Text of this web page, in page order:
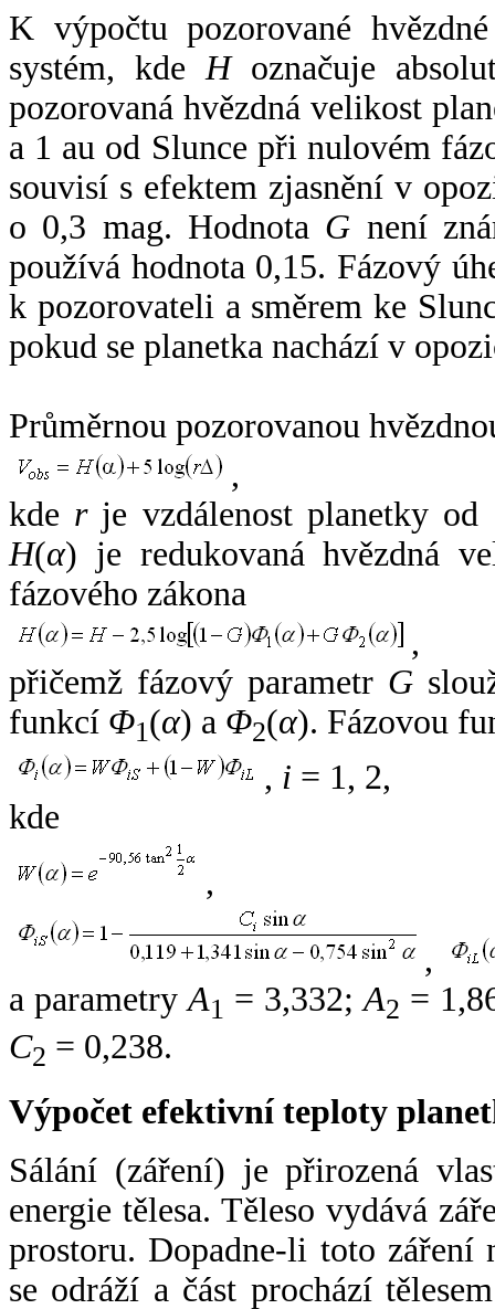
K výpočtu pozorované
systém, kde Hoznačuje
pozorovaná hvězdná velikost
a 1 au od Slunce při nulovém
souvisí s efektem zjasnění v
o 0,3 mag. Hodnota G není
používá hodnota 0,15. Fázový
k pozorovateli a směrem ke
pokud se planetka nachází v
Průměrnou pozorovanou
,
kde rje vzdálenost planetky od
H(α) je redukovaná hvězdná
fázového zákona
,
přičemž fázový parametr G
funkcí Φ1(α) a Φ2(α). Fázovou
, i = 1, 2,
kde
,
,
a parametryA1 = 3,332;A2 =
C2 = 0,238.
Výpočet efektivní teploty
Sálání (záření) je přirozená
energie tělesa. Těleso vydává
prostoru. Dopadne-li toto záření
se odráží a část prochází